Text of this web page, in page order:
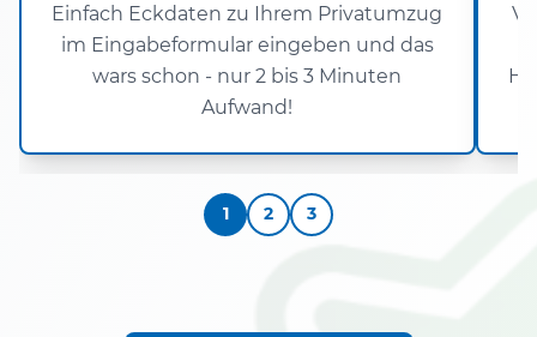
Einfach Eckdaten zu Ihrem Privatumzug
im Eingabeformular eingeben und das
wars schon - nur 2 bis 3 Minuten
Aufwand!
1 2 3